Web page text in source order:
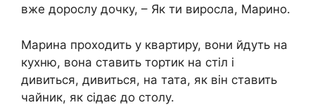
вже дорослу дочку, – Як ти виросла, Марино.
Марина проходить у квартиру, вони йдуть на
кухню, вона ставить тортик на стіл і
дивиться, дивиться, на тата, як він ставить
чайник, як сідає до столу.